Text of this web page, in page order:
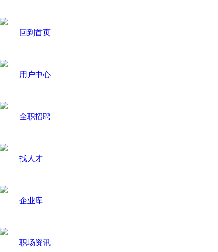
回到首页
用户中心
全职招聘
找人才
企业库
职场资讯